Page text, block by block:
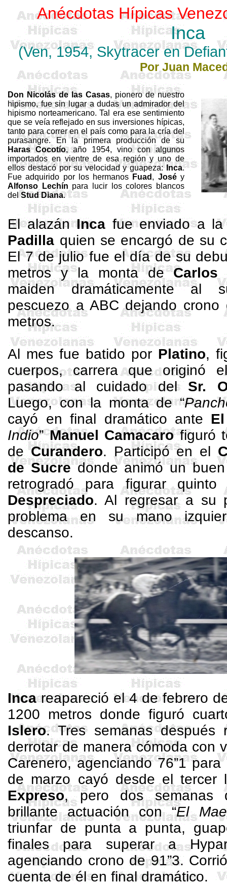
Anécdotas Hípicas
Inca
(Ven, 1954,Skytraceren
Por Juan
Don Nicolás de las Casas, pionero de nuestro
hipismo, fue sin lugar a dudas un admirador del
hipismo norteamericano. Tal era ese sentimiento
que se veía reflejado en sus inversiones hípicas,
tanto para correr en el país como para la cría del
purasangre. En la primera producción de su
HarasCocotío, año 1954, vino con algunos
importados en vientre de esa región y uno de
ellos destacó por su velocidad y guapeza:Inca.
Fue adquirido por los hermanos Fuad , Joséy
Alfonso Lechín para lucir los colores blancos
delStud Diana.
El alazánInca fue enviado a
Padilla quien se encargó de su
El 7 de julio fue el día de su
metrosy la monta deCarlos
maidendramáticamente al
pescuezo a ABC dejando
metros.
Al mes fue batido por Platino,
cuerpos, carrera que originó
pasando al cuidado del Sr.
Luego, con la monta de “
cayó en final dramático ante
Indio”Manuel Camacarofiguró
deCurandero. Participó en el
de Sucredonde animó un
retrogradó para figurar
Despreciado. Al regresar a su
problema en su mano
descanso.
Incareapareció el 4 de febrero
1200 metros donde figuró
Islero. Tres semanas después
derrotar de manera cómoda con
Carenero, agenciando 76”1
de marzo cayó desde el tercer
Expreso, pero dos semanas
brillante actuación con “El
triunfar de punta a punta,
finales para superar a
agenciando crono de 91”3.
cuenta de él en final dramático.